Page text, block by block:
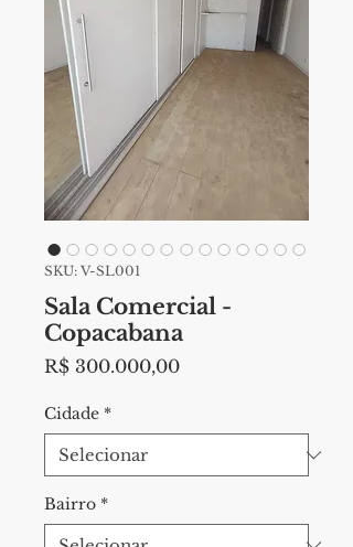
SKU: V-SL001
Sala Comercial -
Copacabana
R$ 300.000,00Preço
Cidade *
Bairro *